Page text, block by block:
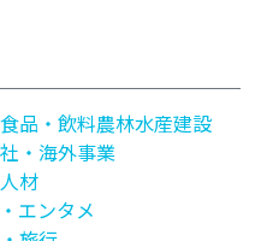
食品・飲料農林水産建設
・海外事業
人材
エンタメ